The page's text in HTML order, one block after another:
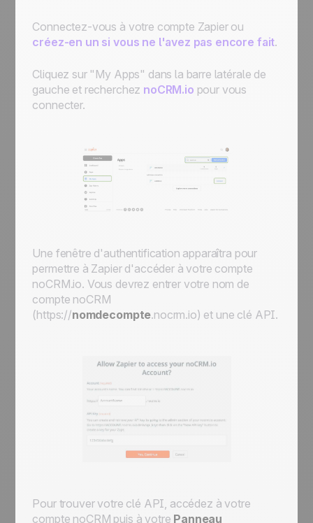
Connectez-vous à votre compte Zapier ou
créez-en un si vous ne l'avez pas encore fait.
Cliquez sur "My Apps" dans la barre latérale de
gauche et recherchez noCRM.io pour vous
connecter.
Une fenêtre d'authentification apparaîtra pour
permettre à Zapier d'accéder à votre compte
noCRM.io. Vous devrez entrer votre nom de
compte noCRM
(https://nomdecompte.nocrm.io) et une clé API.
Pour trouver votre clé API, accédez à votre
compte noCRM puis à votre Panneau